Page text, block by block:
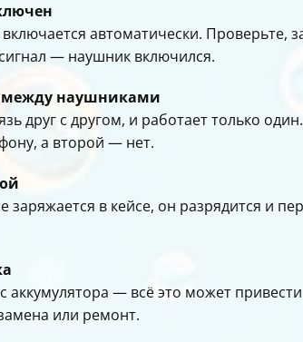
автоматически. Проверьте,
— наушник включился.
между наушниками
друг с другом, и работает только
а второй — нет.
заряжается в кейсе, он разрядится и
аккумулятора — всё это может
или ремонт.